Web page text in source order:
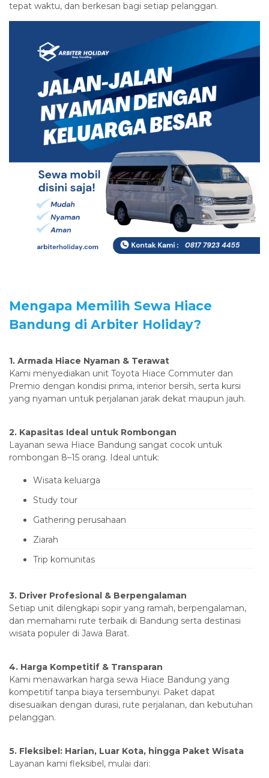
tepat waktu, dan berkesan bagi setiap pelanggan.
‎Mengapa Memilih Sewa Hiace
Bandung di Arbiter Holiday?
‎1. Armada Hiace Nyaman & Terawat
‎Kami menyediakan unit Toyota Hiace Commuter dan
Premio dengan kondisi prima, interior bersih, serta kursi
yang nyaman untuk perjalanan jarak dekat maupun jauh.
‎2. Kapasitas Ideal untuk Rombongan
‎Layanan sewa Hiace Bandung sangat cocok untuk
rombongan 8–15 orang. Ideal untuk:
‎Wisata keluarga
‎Study tour
‎Gathering perusahaan
‎Ziarah
‎Trip komunitas
‎3. Driver Profesional & Berpengalaman
‎Setiap unit dilengkapi sopir yang ramah, berpengalaman,
dan memahami rute terbaik di Bandung serta destinasi
wisata populer di Jawa Barat.
‎4. Harga Kompetitif & Transparan
‎Kami menawarkan harga sewa Hiace Bandung yang
kompetitif tanpa biaya tersembunyi. Paket dapat
disesuaikan dengan durasi, rute perjalanan, dan kebutuhan
pelanggan.
‎5. Fleksibel: Harian, Luar Kota, hingga Paket Wisata
‎Layanan kami fleksibel, mulai dari: